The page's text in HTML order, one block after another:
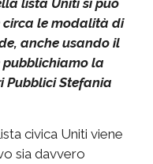
le modalità di
anche usando il
pubblichiamo la
Pubblici Stefania
civica Uniti viene
sia davvero